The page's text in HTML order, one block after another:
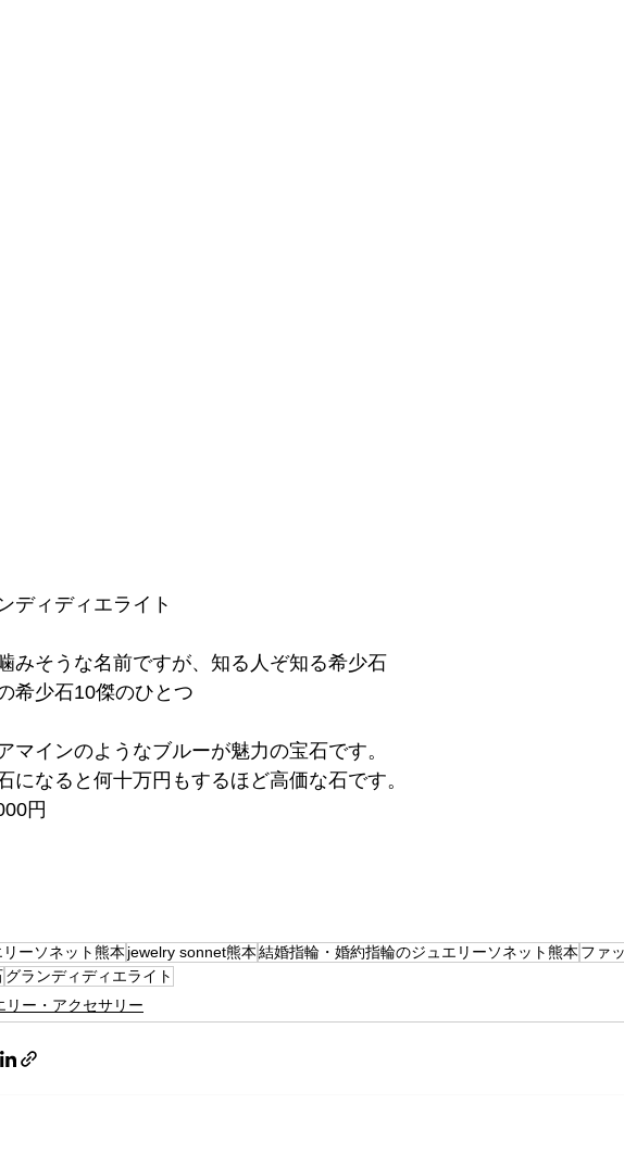
ディディエライト
みそうな名前ですが、知る人ぞ知る希少石
希少石10傑のひとつ
マインのようなブルーが魅力の宝石です。
になると何十万円もするほど高価な石です。
円
リーソネット熊本 jewelry sonnet熊本結婚指輪・婚約指輪のジュエリーソネット熊本 ファ
グランディディエライト
リー・アクセサリー